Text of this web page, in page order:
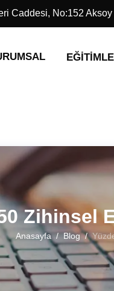
Caddesi, No:152
Zihinsel
Anasayfa Blog